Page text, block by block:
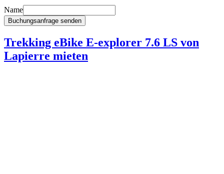
Name
Buchungsanfrage senden
Trekking eBike E-explorer 7.6 LS von
Lapierre mieten